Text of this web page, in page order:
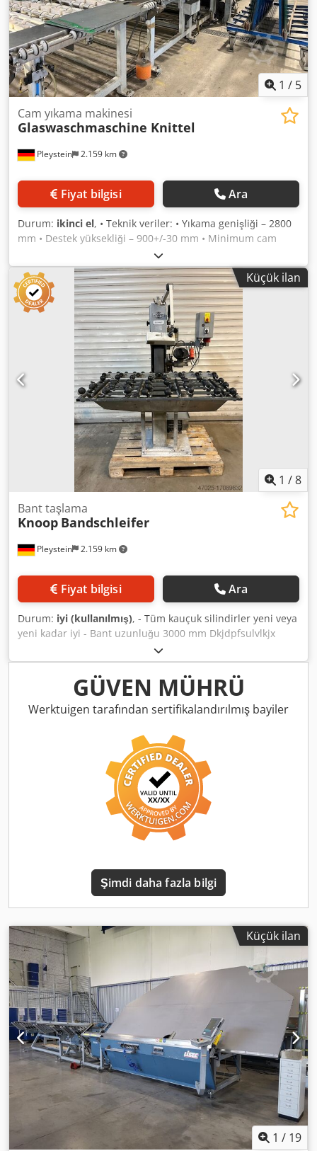
1 / 5
Pleystein 2.159 km
Cam yıkama makinesi
Glaswaschmaschine Knittel
Fiyat bilgisi Ara
Durum: ikinci el, • Teknik veriler: • Yıkama genişliği – 2800
mm • Destek yüksekliği – 900+/-30 mm • Minimum cam
ölçüleri – 360 x 300 mm • Maksimum cam ölçüleri – 4800 x
2800 mm • Cam kalınlıkları – 2-19 mm • Taşıma hızı – 2-13
m/dak Dkjdpfxew Adn Rj Alior • Kontrol tarafı – sol • Üst
çerçeve yükseklik ayarı dışarı çıkarılabilir – 400 mm'ye
kadar • Püskürtme seti sayısı – 2 adet • Yıkama seti sayısı –
2 adet • Kurutucu sayısı – 5 adet • Fırça tamburu ayarı –
pnömatik • Makine genişliği – 3760 mm • Makine uzunluğu
– 3480 mm • Makine yüksekliği/üfleyici platformu ile birlikte
– 1480 mm / 3900 mm • Fiyat talep üzerine
Küçük ilan
1 /8
Pleystein 2.159 km
Bant taşlama
Knoop Bandschleifer
Fiyat bilgisi Ara
Durum: iyi (kullanılmış), - Tüm kauçuk silindirler yeni veya
yeni kadar iyi - Bant uzunluğu 3000 mm Dkjdpfsulvlkjx
Alior - İnşaat yılı - Fiyat İstek üzerine
GÜVEN MÜHRÜ
Werktuigen tarafından sertifikalandırılmış bayiler
Şimdi daha fazla bilgi
Küçük ilan
1 / 19